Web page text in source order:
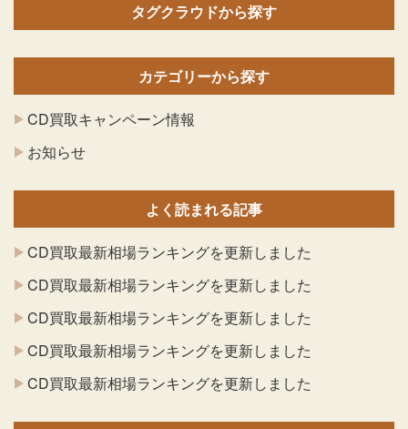
タグクラウドから探す
カテゴリーから探す
CD買取キャンペーン情報
お知らせ
よく読まれる記事
CD買取最新相場ランキングを更新しました
CD買取最新相場ランキングを更新しました
CD買取最新相場ランキングを更新しました
CD買取最新相場ランキングを更新しました
CD買取最新相場ランキングを更新しました